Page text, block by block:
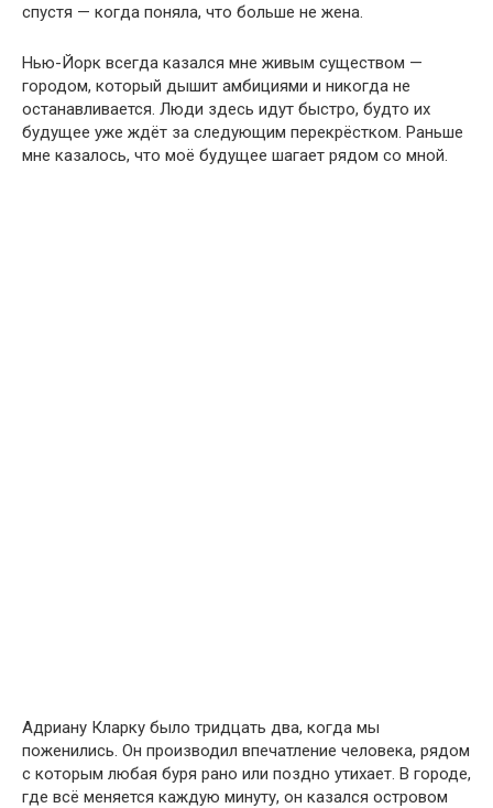
спустя — когда поняла, что больше не жена.
Нью-Йорк всегда казался мне живым существом —
городом, который дышит амбициями и никогда не
останавливается. Люди здесь идут быстро, будто их
будущее уже ждёт за следующим перекрёстком. Раньше
мне казалось, что моё будущее шагает рядом со мной.
Адриану Кларку было тридцать два, когда мы
поженились. Он производил впечатление человека, рядом
с которым любая буря рано или поздно утихает. В городе,
где всё меняется каждую минуту, он казался островом